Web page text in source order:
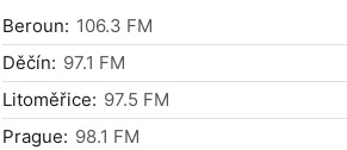
Beroun: 106.3 FM
Děčín: 97.1 FM
Litoměřice: 97.5 FM
Prague: 98.1 FM